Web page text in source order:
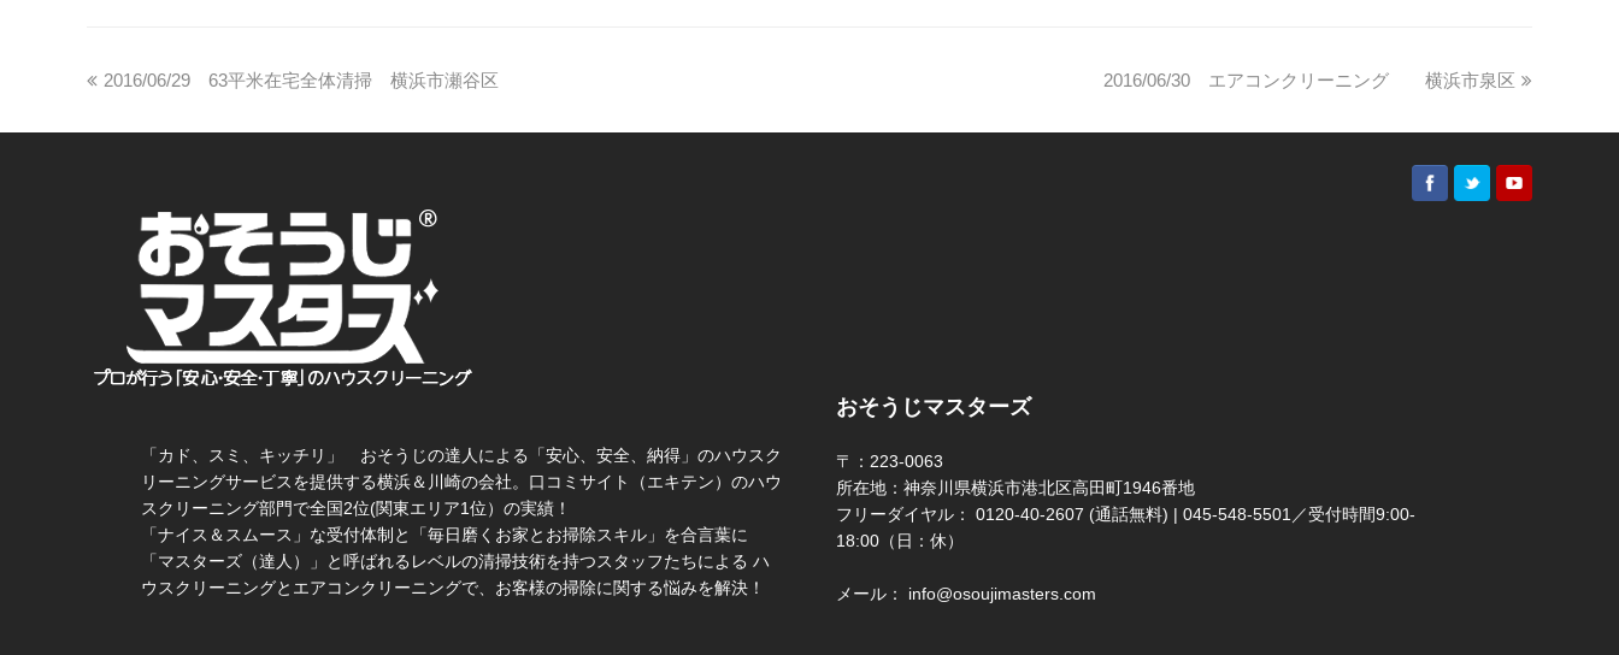
2016/06/29 63平米在宅全体清掃 横浜市瀬谷区 2016/06/30 エアコンクリーニング 横浜市泉区
「カド、スミ、キッチリ」 おそうじの達人による「安心、安全、納得」のハウスク
リーニングサービスを提供する横浜＆川崎の会社。口コミサイト（エキテン）のハウ
スクリーニング部門で全国2位(関東エリア1位）の実績！
「ナイス＆スムース」な受付体制と「毎日磨くお家とお掃除スキル」を合言葉に
「マスターズ（達人）」と呼ばれるレベルの清掃技術を持つスタッフたちによる ハ
ウスクリーニングとエアコンクリーニングで、お客様の掃除に関する悩みを解決！
おそうじマスターズ
〒：223-0063
所在地：神奈川県横浜市港北区高田町1946番地
フリーダイヤル： 0120-40-2607 (通話無料) | 045-548-5501／受付時間9:00-
18:00（日：休）
メール： info@osoujimasters.com